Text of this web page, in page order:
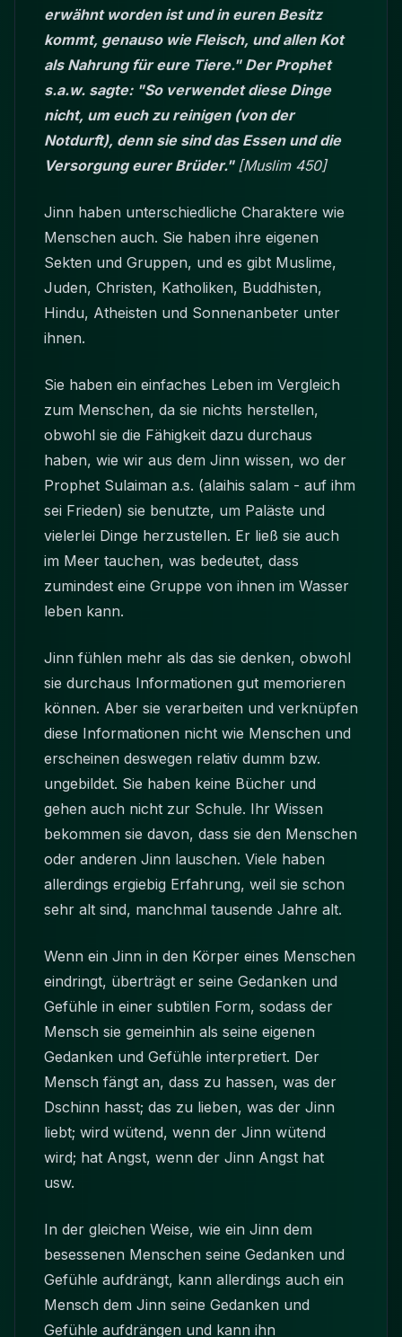
erwähnt worden ist und in euren Besitz
kommt, genauso wie Fleisch, und allen Kot
als Nahrung für eure Tiere." Der Prophet
s.a.w. sagte: "So verwendet diese Dinge
nicht, um euch zu reinigen (von der
Notdurft), denn sie sind das Essen und die
Versorgung eurer Brüder." [Muslim 450]
Jinn haben unterschiedliche Charaktere wie
Menschen auch. Sie haben ihre eigenen
Sekten und Gruppen, und es gibt Muslime,
Juden, Christen, Katholiken, Buddhisten,
Hindu, Atheisten und Sonnenanbeter unter
ihnen.
Sie haben ein einfaches Leben im Vergleich
zum Menschen, da sie nichts herstellen,
obwohl sie die Fähigkeit dazu durchaus
haben, wie wir aus dem Jinn wissen, wo der
Prophet Sulaiman a.s. (alaihis salam - auf ihm
sei Frieden) sie benutzte, um Paläste und
vielerlei Dinge herzustellen. Er ließ sie auch
im Meer tauchen, was bedeutet, dass
zumindest eine Gruppe von ihnen im Wasser
leben kann.
Jinn fühlen mehr als das sie denken, obwohl
sie durchaus Informationen gut memorieren
können. Aber sie verarbeiten und verknüpfen
diese Informationen nicht wie Menschen und
erscheinen deswegen relativ dumm bzw.
ungebildet. Sie haben keine Bücher und
gehen auch nicht zur Schule. Ihr Wissen
bekommen sie davon, dass sie den Menschen
oder anderen Jinn lauschen. Viele haben
allerdings ergiebig Erfahrung, weil sie schon
sehr alt sind, manchmal tausende Jahre alt.
Wenn ein Jinn in den Körper eines Menschen
eindringt, überträgt er seine Gedanken und
Gefühle in einer subtilen Form, sodass der
Mensch sie gemeinhin als seine eigenen
Gedanken und Gefühle interpretiert. Der
Mensch fängt an, dass zu hassen, was der
Dschinn hasst; das zu lieben, was der Jinn
liebt; wird wütend, wenn der Jinn wütend
wird; hat Angst, wenn der Jinn Angst hat
usw.
In der gleichen Weise, wie ein Jinn dem
besessenen Menschen seine Gedanken und
Gefühle aufdrängt, kann allerdings auch ein
Mensch dem Jinn seine Gedanken und
Gefühle aufdrängen und kann ihn